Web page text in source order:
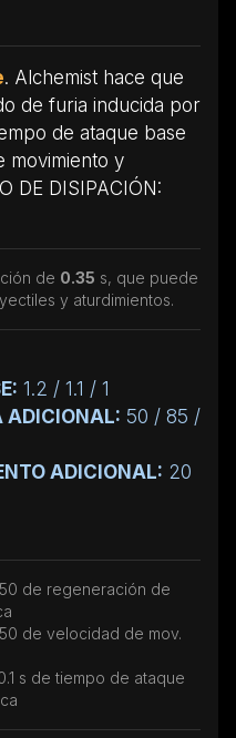
. Alchemist hace que
de furia inducida por
de ataque base
movimiento y
DE DISIPACIÓN:
de 0.35 s, que puede
y aturdimientos.
1.2 / 1.1 / 1
ADICIONAL: 50 / 85 /
ADICIONAL: 20
de regeneración de
de velocidad de mov.
s de tiempo de ataque